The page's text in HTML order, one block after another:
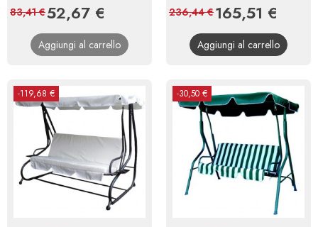
Prezzo
52,67 €
base
83,41 €
Aggiungi al carrello
Prezzo
165,51 €
base
236,44 €
Aggiungi al carrello
-119,68 € -30,50 €